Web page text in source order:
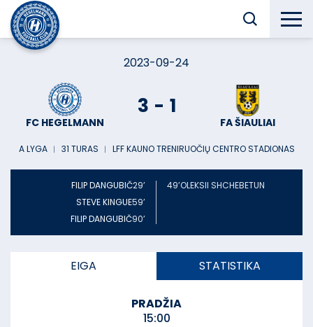
2023-09-24
FC HEGELMANN
3 - 1
FA ŠIAULIAI
A LYGA ︱ 31 TURAS ︱ LFF KAUNO TRENIRUOČIŲ CENTRO STADIONAS
FILIP DANGUBIČ29’
STEVE KINGUE59’
FILIP DANGUBIČ90’
49’OLEKSII SHCHEBETUN
EIGA STATISTIKA
PRADŽIA
15:00